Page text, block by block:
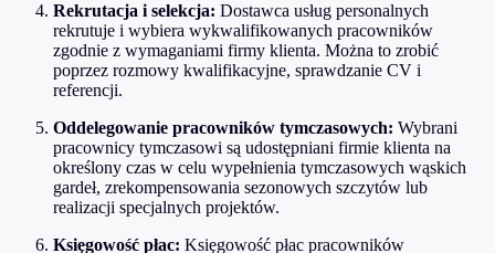
Rekrutacja i selekcja: Dostawca usług personalnych
rekrutuje i wybiera wykwalifikowanych pracowników
zgodnie z wymaganiami firmy klienta. Można to zrobić
poprzez rozmowy kwalifikacyjne, sprawdzanie CV i
referencji.
Oddelegowanie pracowników tymczasowych: Wybrani
pracownicy tymczasowi są udostępniani firmie klienta na
określony czas w celu wypełnienia tymczasowych wąskich
gardeł, zrekompensowania sezonowych szczytów lub
realizacji specjalnych projektów.
Księgowość płac: Księgowość płac pracowników